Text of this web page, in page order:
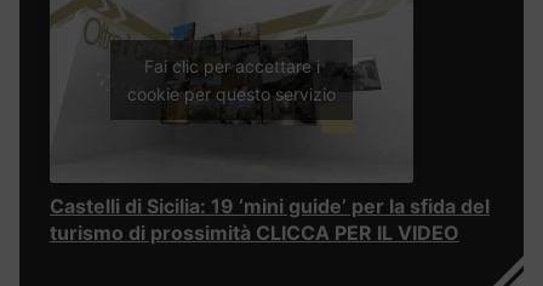
Fai clic per accettare i
cookie per questo servizio
Castelli di Sicilia: 19 ‘mini guide’ per la sfida del
turismo di prossimità CLICCA PER IL VIDEO